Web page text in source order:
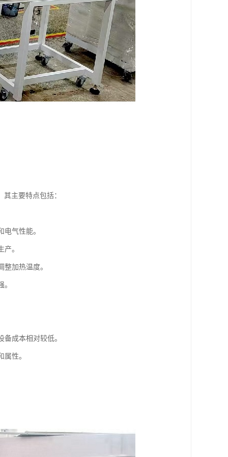
主要特点包括：
气性能。
。
加热温度。
成本相对较低。
性。